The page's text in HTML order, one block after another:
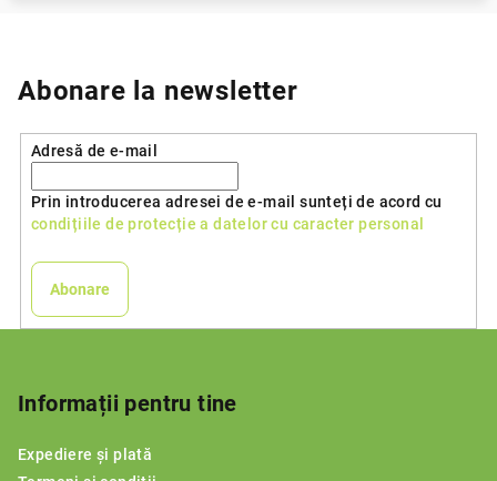
Abonare la newsletter
Adresă de e-mail
Prin introducerea adresei de e-mail sunteți de acord cu
condițiile de protecție a datelor cu caracter personal
Abonare
Informații pentru tine
Expediere și plată